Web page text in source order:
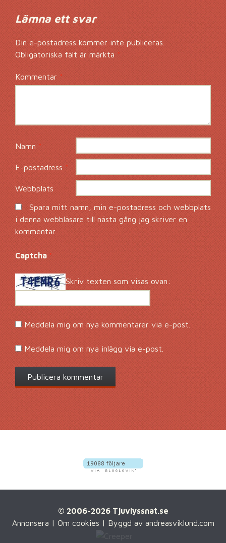
Lämna ett svar
Din e-postadress kommer inte publiceras.
Obligatoriska fält är märkta*
Kommentar*
Namn *
E-postadress *
Webbplats
Spara mitt namn, min e-postadress och webbplats
i denna webbläsare till nästa gång jag skriver en
kommentar.
Captcha *
Skriv texten som visas ovan:
Meddela mig om nya kommentarer via e-post.
Meddela mig om nya inlägg via e-post.
© 2006-2026 Tjuvlyssnat.se
Annonsera | Om cookies | Byggd av andreasviklund.com